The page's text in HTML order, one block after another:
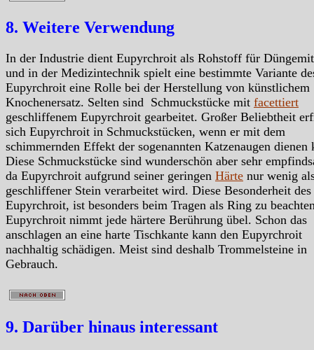
8. Weitere Verwendung
In der Industrie dient Eupyrchroit als Rohstoff für
und in der Medizintechnik spielt eine bestimmte Variante
Eupyrchroit eine Rolle bei der Herstellung von künstlichem
Knochenersatz. Selten sind Schmuckstücke mit facettiert
geschliffenem Eupyrchroit gearbeitet. Großer Beliebtheit
sich Eupyrchroit in Schmuckstücken, wenn er mit dem
schimmernden Effekt der sogenannten Katzenaugen
Diese Schmuckstücke sind wunderschön aber sehr
da Eupyrchroit aufgrund seiner geringen Härte nur wenig
geschliffener Stein verarbeitet wird. Diese Besonderheit des
Eupyrchroit, ist besonders beim Tragen als Ring zu
Eupyrchroit nimmt jede härtere Berührung übel. Schon das
anschlagen an eine harte Tischkante kann den Eupyrchroit
nachhaltig schädigen. Meist sind deshalb Trommelsteine in
Gebrauch.
9. Darüber hinaus interessant